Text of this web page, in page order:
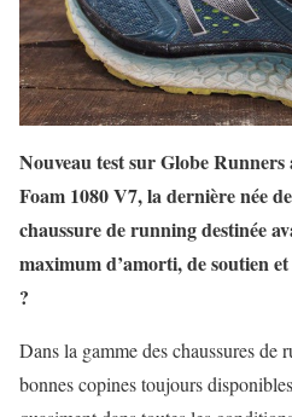
Nouveau test sur Globe Runners
Foam 1080 V7, la dernière née
chaussure de running destinée
maximum d’amorti, de soutien
?
Dans la gamme des chaussures de
bonnes copines toujours